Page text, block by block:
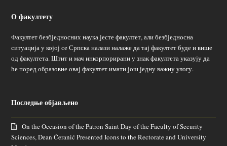
О факултету
Факултет безбједносних наука јесте факултет, али безбједносна
ситуација у којој се Српска налази налаже да тај факултет буде и више
од факултета. Штит и мач инкорпорирани у знак факултета указују да
ће поред образовне овај факултет имати још једну важну улогу.
Последње објављено
On the Occasion of the Patron Saint Day of the Faculty of Security
Sciences, Dean Ćeranić Presented Icons to the Rectorate and University